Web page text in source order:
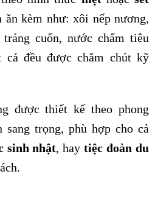
ăn kèm như: xôi nếp nương,
cuốn, nước chấm tiêu
đều được chăm chút kỹ
được thiết kế theo phong
sang trọng, phù hợp cho cả
sinh nhật, haytiệc đoàn du